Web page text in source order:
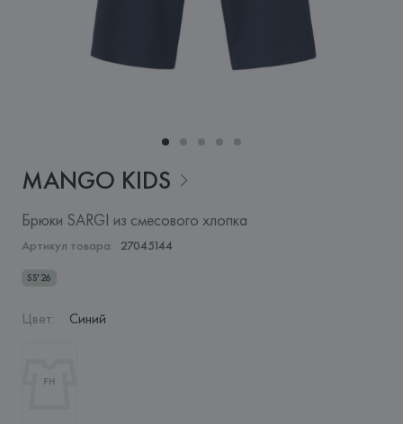
MANGO KIDS
Брюки SARGI из смесового хлопка
Артикул товара: 27045144
SS'26
Цвет: Синий